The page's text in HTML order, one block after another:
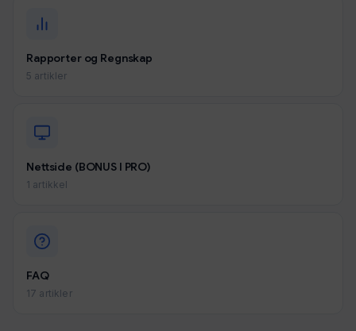
Rapporter og Regnskap
5 artikler
Nettside (BONUS I PRO)
1 artikkel
FAQ
17 artikler